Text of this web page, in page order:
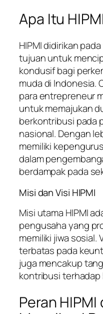
Apa Itu
HIPMI didirikan
tujuan untuk
kondusif bagi
muda di Indonesia.
para entrepreneur
untuk memajukan
berkontribusi pada
nasional. Dengan
memiliki
dalam
berdampak pada
Misi dan Visi HIPMI
Misi utama HIPMI
pengusaha yang
memiliki jiwa sosial.
terbatas pada
juga mencakup
kontribusi terhadap
Peran HIPMI